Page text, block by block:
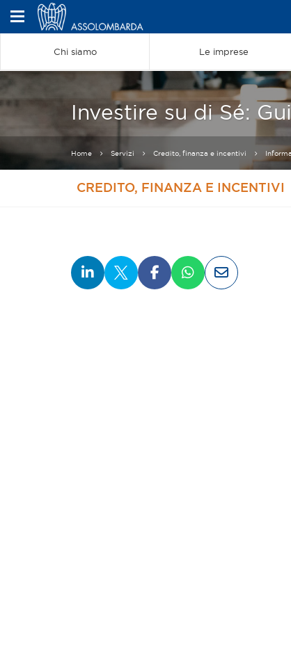
Chi siamo Le imprese
Investire su di Sé:
Home Servizi Credito, finanza e incentivi
CREDITO, FINANZA E INCENTIVI